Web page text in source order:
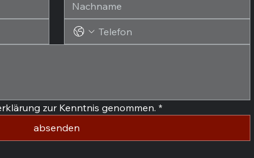
zur Kenntnis genommen. *
absenden